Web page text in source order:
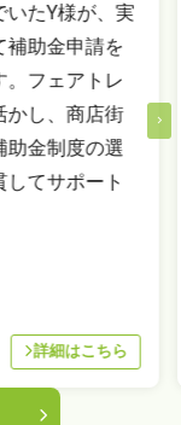
たY様が、実
補助金申請を
。フェアトレ
かし、商店街
助金制度の選
てサポート
詳細はこちら
村、奥
上記地